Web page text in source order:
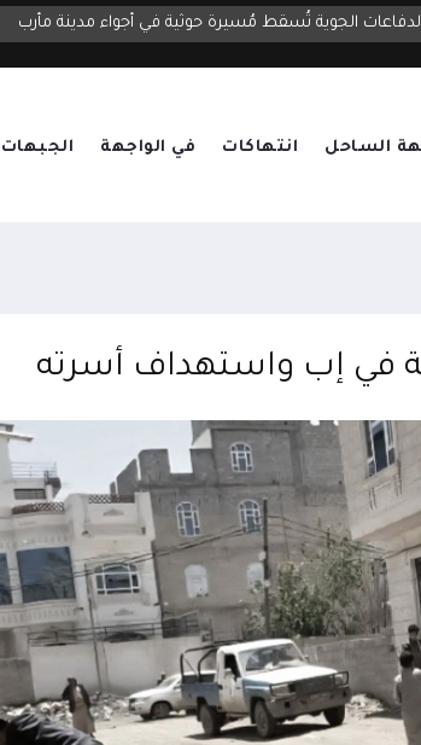
الجوية تُسقط مُسيرة حوثية في أجواء مدينة مأرب
الساحل انتهاكات في الواجهة الجبهات
في إب واستهداف أسرته